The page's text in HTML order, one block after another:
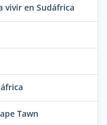
vivir en Sudáfrica
Tawn